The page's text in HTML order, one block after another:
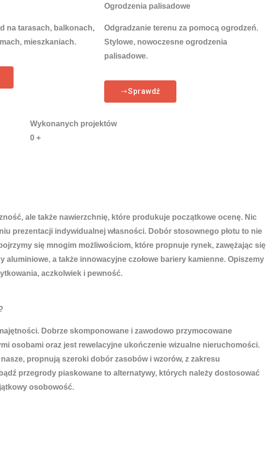
na tarasach, balkonach,
mieszkaniach.
Ogrodzenia palisadowe
Odgradzanie terenu za pomocą ogrodzeń.
Stylowe, nowoczesne ogrodzenia
palisadowe.
Sprawdź
Wykonanych projektów
0 +
ale także nawierzchnię, które produkuje początkowe ocenę. Nic
prezentacji indywidualnej własności. Dobór stosownego płotu to nie
się mnogim możliwościom, które propnuje rynek, zawężając się
a także innowacyjne czołowe bariery kamienne. Opiszemy
aczkolwiek i pewność.
Dobrze skomponowane i zawodowo przymocowane
osobami oraz jest rewelacyjne ukończenie wizualne nieruchomości.
propnują szeroki dobór zasobów i wzorów, z zakresu
przegrody piaskowane to alternatywy, których należy dostosować
osobowość.